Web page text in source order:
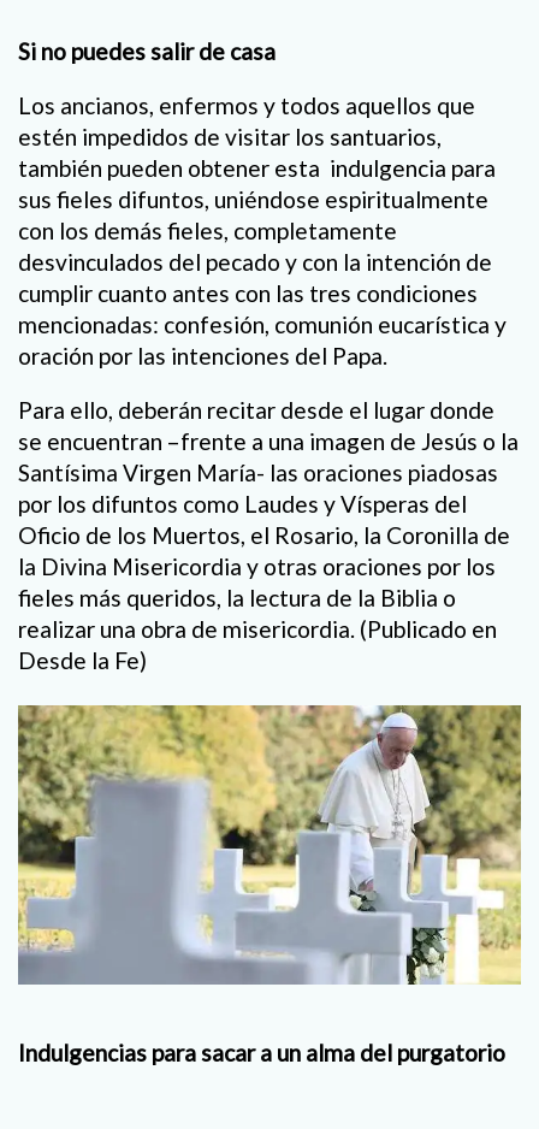
Si no puedes salir de casa
Los ancianos, enfermos y todos aquellos que
estén impedidos de visitar los santuarios,
también pueden obtener esta indulgencia para
sus fieles difuntos, uniéndose espiritualmente
con los demás fieles, completamente
desvinculados del pecado y con la intención de
cumplir cuanto antes con las tres condiciones
mencionadas: confesión, comunión eucarística y
oración por las intenciones del Papa.
Para ello, deberán recitar desde el lugar donde
se encuentran –frente a una imagen de Jesús o la
Santísima Virgen María- las oraciones piadosas
por los difuntos como Laudes y Vísperas del
Oficio de los Muertos, el Rosario, la Coronilla de
la Divina Misericordia y otras oraciones por los
fieles más queridos, la lectura de la Biblia o
realizar una obra de misericordia. (Publicado en
Desde la Fe)
Indulgencias para sacara un alma del purgatorio